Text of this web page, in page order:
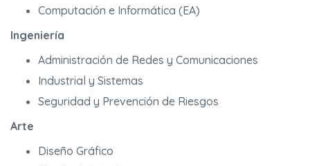
Computación e Informática (EA)
Ingeniería
Administración de Redes y Comunicaciones
Industrial y Sistemas
Seguridad y Prevención de Riesgos
Arte
Diseño Gráfico